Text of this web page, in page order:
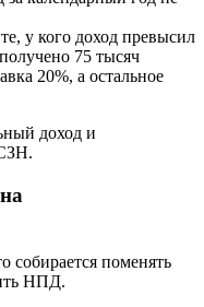
у кого доход превысил
75 тысяч
20%, а остальное
доход и
собирается поменять
НПД.